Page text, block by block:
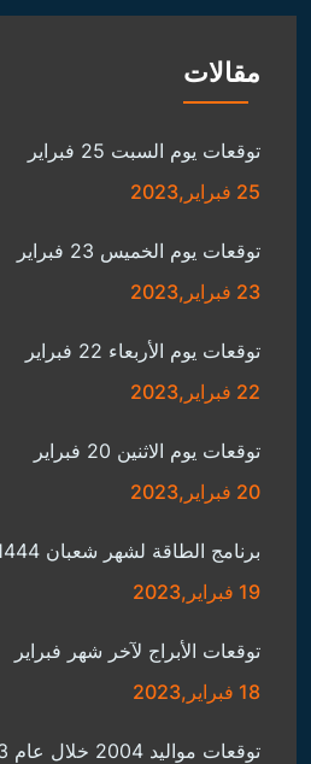
مقالات
توقعات يوم السبت 25 فبراير
25 فبراير,2023
توقعات يوم الخميس 23 فبراير
23 فبراير,2023
توقعات يوم الأربعاء 22 فبراير
22 فبراير,2023
توقعات يوم الاثنين 20 فبراير
20 فبراير,2023
برنامج الطاقة لشهر شعبان 1444 هـ
19 فبراير,2023
توقعات الأبراج لآخر شهر فبراير
18 فبراير,2023
توقعات مواليد 2004 خلال عام 2023